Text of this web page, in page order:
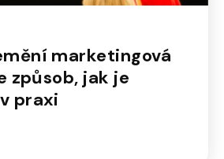
marketingová
způsob, jak je
praxi